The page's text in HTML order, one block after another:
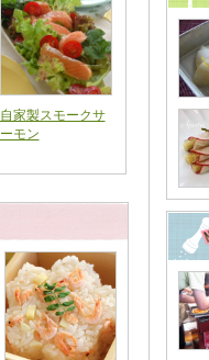
自家製スモークサ
ーモン